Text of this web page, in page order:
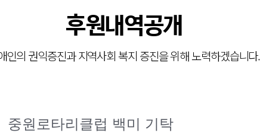
지역사회의
후원내역공개
인의 권익증진과 지역사회 복지 증진을 위해 노력하겠습니다.
중원로타리클럽 백미 기탁